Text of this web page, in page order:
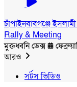
চাঁপাইনবাবগঞ্জে
Rally & Meeting
মুক্তধ্বনি ডেক্স
আরও
সর্টস ভিডিও